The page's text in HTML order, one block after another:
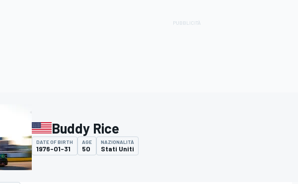
WEC
Buddy Rice
DATE OF BIRTH
1976-01-31
AGE
50
NAZIONALITÀ
Stati Uniti